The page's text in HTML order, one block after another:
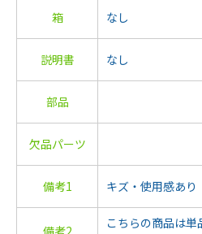
箱 なし
説明書 なし
部品
欠品パーツ
備考1 キズ・使用感あり
備考2
こちらの商品は